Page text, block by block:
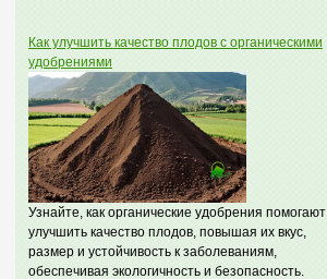
Как улучшить качество плодов с органическими
удобрениями
Узнайте, как органические удобрения помогают
улучшить качество плодов, повышая их вкус,
размер и устойчивость к заболеваниям,
обеспечивая экологичность и безопасность.